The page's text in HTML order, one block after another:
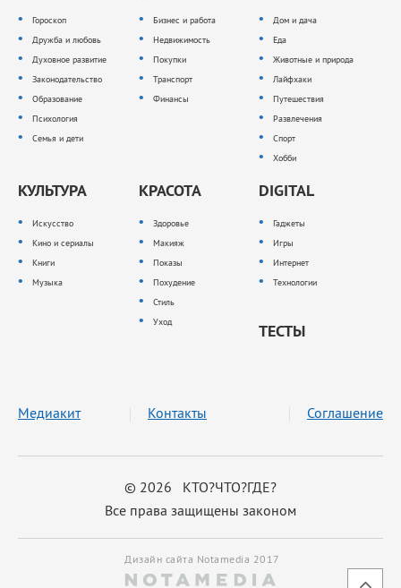
Гороскоп
Дружба и любовь
Духовное развитие
Законодательство
Образование
Психология
Семья и дети
Бизнес и работа
Недвижимость
Покупки
Транспорт
Финансы
Дом и дача
Еда
Животные и природа
Лайфхаки
Путешествия
Развлечения
Спорт
Хобби
КУЛЬТУРА
Искусство
Кино и сериалы
Книги
Музыка
КРАСОТА
Здоровье
Макияж
Показы
Похудение
Стиль
Уход
DIGITAL
Гаджеты
Игры
Интернет
Технологии
ТЕСТЫ
© 2026 КТО?ЧТО?ГДЕ?
Все права защищены законом
Медиакит Контакты Соглашение
Дизайн сайта Notamedia 2017